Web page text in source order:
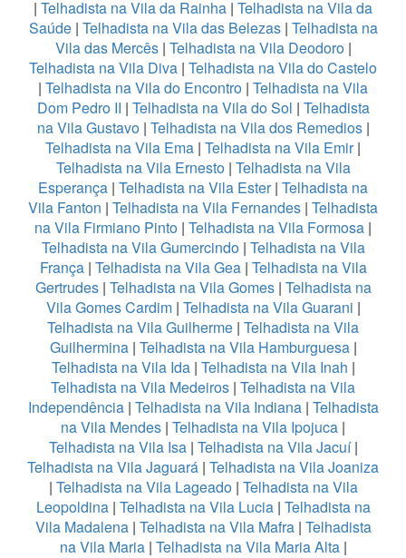
| Telhadista na Vila da Rainha | Telhadista na Vila da
Saúde| Telhadista na Vila das Belezas| Telhadista na
Vila das Mercês| Telhadista na Vila Deodoro|
Telhadista na Vila Diva | Telhadista na Vila do Castelo
| Telhadista na Vila do Encontro | Telhadista na Vila
Dom Pedro II | Telhadista na Vila do Sol | Telhadista
na Vila Gustavo| Telhadista na Vila dos Remedios|
Telhadista na Vila Ema | Telhadista na Vila Emir|
Telhadista na Vila Ernesto| Telhadista na Vila
Esperança | Telhadista na Vila Ester| Telhadista na
Vila Fanton | Telhadista na Vila Fernandes | Telhadista
na Vila Firmiano Pinto | Telhadista na Vila Formosa |
Telhadista na Vila Gumercindo| Telhadista na Vila
França| Telhadista na Vila Gea| Telhadista na Vila
Gertrudes| Telhadista na Vila Gomes| Telhadista na
Vila Gomes Cardim| Telhadista na Vila Guarani |
Telhadista na Vila Guilherme | Telhadista na Vila
Guilhermina| Telhadista na Vila Hamburguesa|
Telhadista na Vila Ida| Telhadista na Vila Inah |
Telhadista na Vila Medeiros | Telhadista na Vila
Independência| Telhadista na Vila Indiana| Telhadista
na Vila Mendes | Telhadista na Vila Ipojuca |
Telhadista na Vila Isa| Telhadista na Vila Jacuí|
Telhadista na Vila Jaguará | Telhadista na Vila Joaniza
| Telhadista na Vila Lageado| Telhadista na Vila
Leopoldina| Telhadista na Vila Lucia| Telhadista na
Vila Madalena| Telhadista na Vila Mafra | Telhadista
na Vila Maria| Telhadista na Vila Maria Alta|